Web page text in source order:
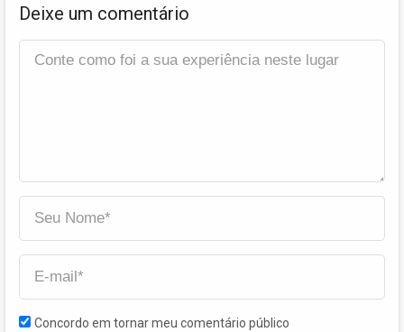
Deixe um comentário
Concordo em tornar meu comentário público